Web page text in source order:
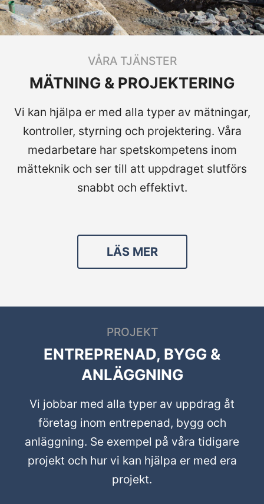
VÅRA TJÄNSTER
MÄTNING & PROJEKTERING
Vi kan hjälpa er med alla typer av mätningar,
kontroller, styrning och projektering. Våra
medarbetare har spetskompetens inom
mätteknik och ser till att uppdraget slutförs
snabbt och effektivt.
LÄS MER
PROJEKT
ENTREPRENAD, BYGG &
ANLÄGGNING
Vi jobbar med alla typer av uppdrag åt
företag inom entrepenad, bygg och
anläggning. Se exempel på våra tidigare
projekt och hur vi kan hjälpa er med era
projekt.